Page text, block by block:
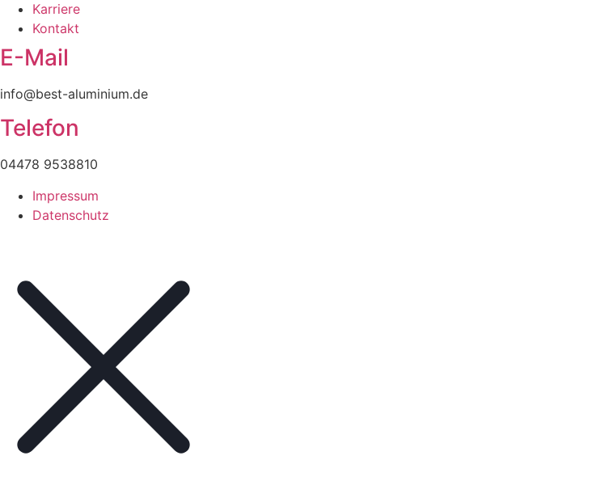
Karriere
Kontakt
E-Mail
info@best-aluminium.de
Telefon
04478 9538810
Impressum
Datenschutz